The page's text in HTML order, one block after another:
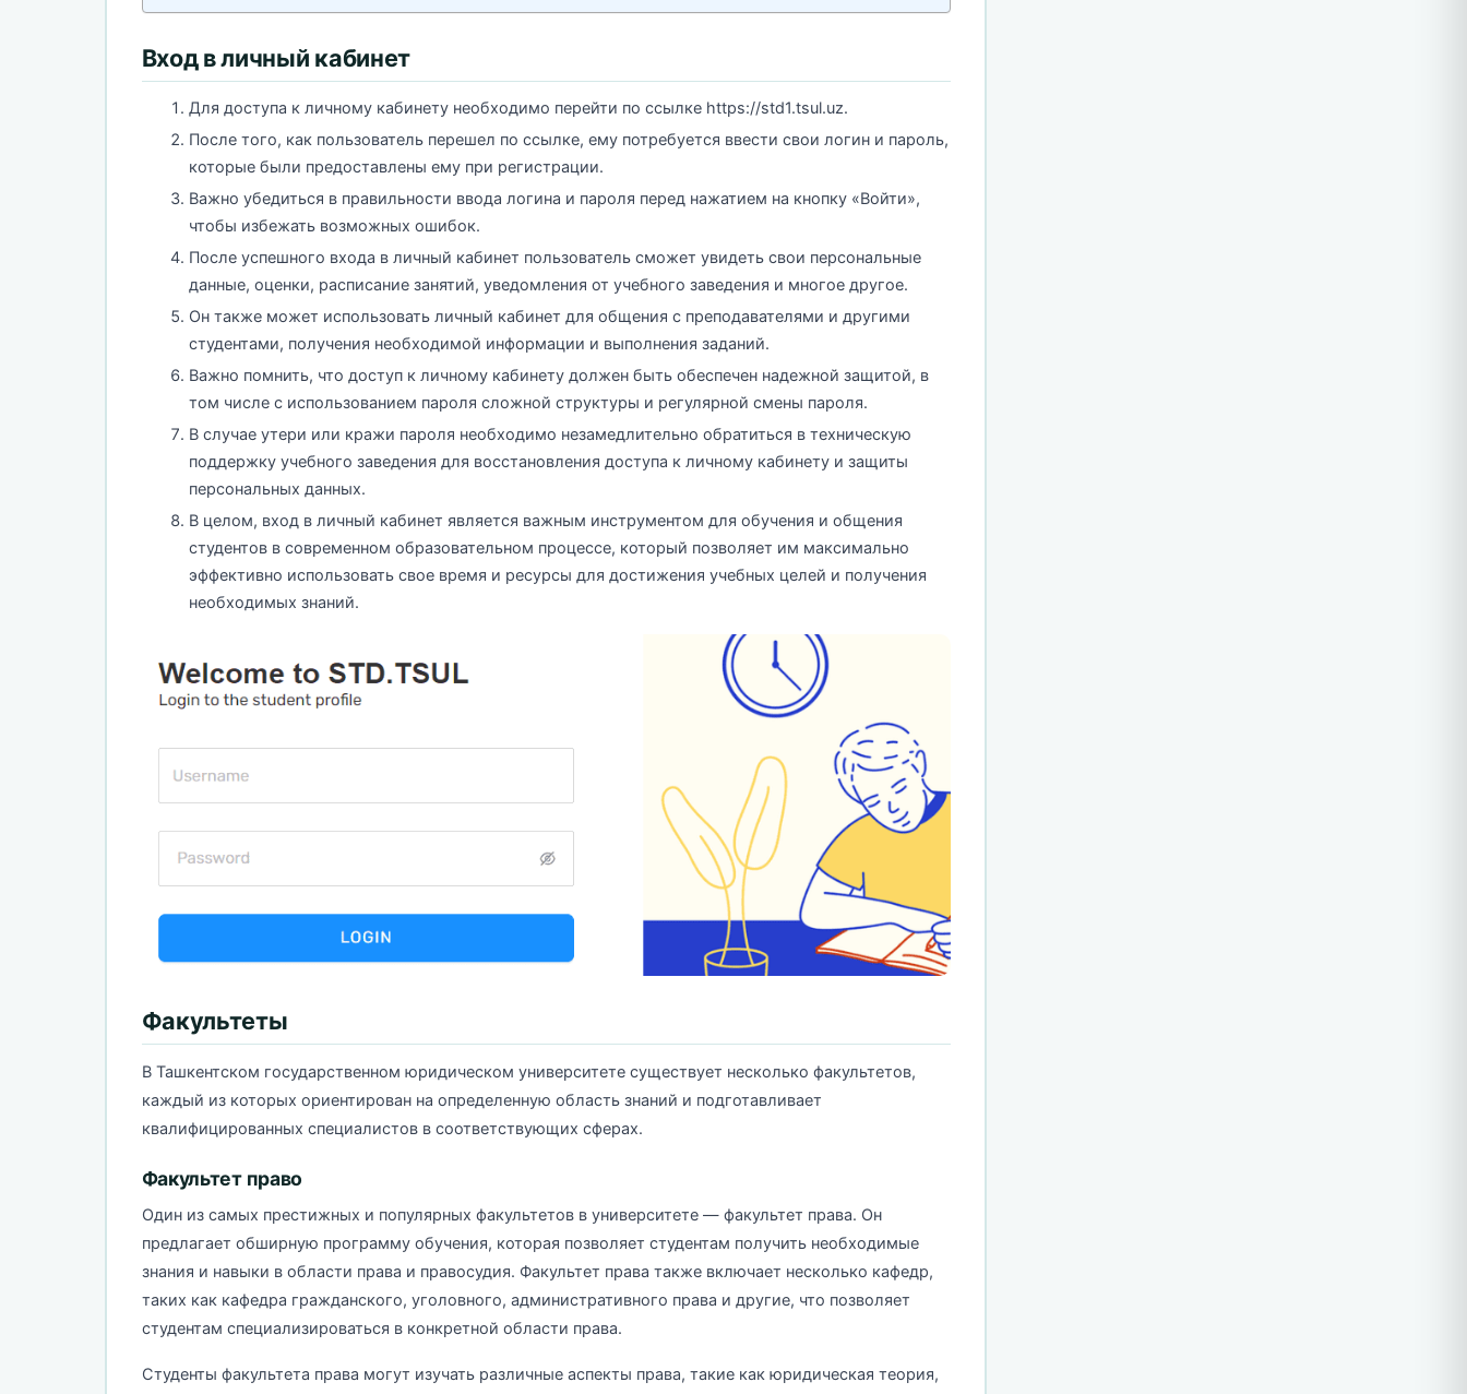
Вход в личный кабинет
Для доступа к личному кабинету необходимо перейти по ссылке https://std1.tsul.uz.
После того, как пользователь перешел по ссылке, ему потребуется ввести свои логин и пароль,
которые были предоставлены ему при регистрации.
Важно убедиться в правильности ввода логина и пароля перед нажатием на кнопку «Войти»,
чтобы избежать возможных ошибок.
После успешного входа в личный кабинет пользователь сможет увидеть свои персональные
данные, оценки, расписание занятий, уведомления от учебного заведения и многое другое.
Он также может использовать личный кабинет для общения с преподавателями и другими
студентами, получения необходимой информации и выполнения заданий.
Важно помнить, что доступ к личному кабинету должен быть обеспечен надежной защитой, в
том числе с использованием пароля сложной структуры и регулярной смены пароля.
В случае утери или кражи пароля необходимо незамедлительно обратиться в техническую
поддержку учебного заведения для восстановления доступа к личному кабинету и защиты
персональных данных.
В целом, вход в личный кабинет является важным инструментом для обучения и общения
студентов в современном образовательном процессе, который позволяет им максимально
эффективно использовать свое время и ресурсы для достижения учебных целей и получения
необходимых знаний.
Факультеты
В Ташкентском государственном юридическом университете существует несколько факультетов,
каждый из которых ориентирован на определенную область знаний и подготавливает
квалифицированных специалистов в соответствующих сферах.
Факультет право
Один из самых престижных и популярных факультетов в университете — факультет права. Он
предлагает обширную программу обучения, которая позволяет студентам получить необходимые
знания и навыки в области права и правосудия. Факультет права также включает несколько кафедр,
таких как кафедра гражданского, уголовного, административного права и другие, что позволяет
студентам специализироваться в конкретной области права.
Студенты факультета права могут изучать различные аспекты права, такие как юридическая теория,